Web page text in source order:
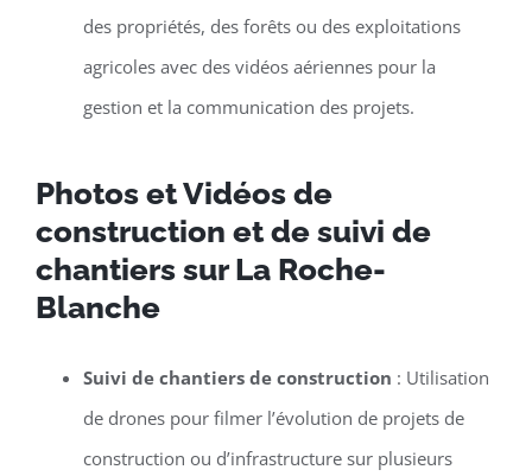
des propriétés, des forêts ou des exploitations
agricoles avec des vidéos aériennes pour la
gestion et la communication des projets.
Photos et Vidéos de
construction et de suivi de
chantiers sur La Roche-
Blanche
Suivi de chantiers de construction : Utilisation
de drones pour filmer l’évolution de projets de
construction ou d’infrastructure sur plusieurs